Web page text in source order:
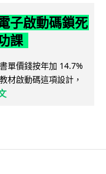
子啟動碼鎖死
課
單價錢按年加 14.7%
材啟動碼這項設計，